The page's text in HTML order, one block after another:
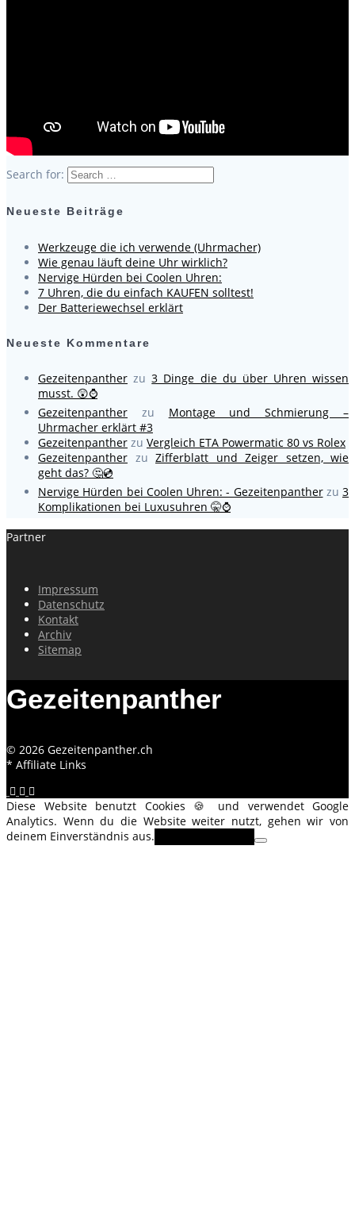
Search for:
Neueste Beiträge
Werkzeuge die ich verwende (Uhrmacher)
Wie genau läuft deine Uhr wirklich?
Nervige Hürden bei Coolen Uhren:
7 Uhren, die du einfach KAUFEN solltest!
Der Batteriewechsel erklärt
Neueste Kommentare
Gezeitenpanther zu3 Dinge die du über Uhren wissen
musst. 😲⌚
Gezeitenpanther zu Montage und Schmierung –
Uhrmacher erklärt #3
Gezeitenpanther zu Vergleich ETA Powermatic 80 vs Rolex
Gezeitenpanther zu Zifferblatt und Zeiger setzen, wie
geht das? 🤔💿
Nervige Hürden bei Coolen Uhren: - Gezeitenpantherzu 3
Komplikationen bei Luxusuhren 🤫⌚
Partner
Impressum
Datenschutz
Kontakt
Archiv
Sitemap
Gezeitenpanther
© 2026 Gezeitenpanther.ch
* Affiliate Links
Diese Website benutzt Cookies 🍪 und verwendet Google
Analytics. Wenn du die Website weiter nutzt, gehen wir von
deinem Einverständnis aus.